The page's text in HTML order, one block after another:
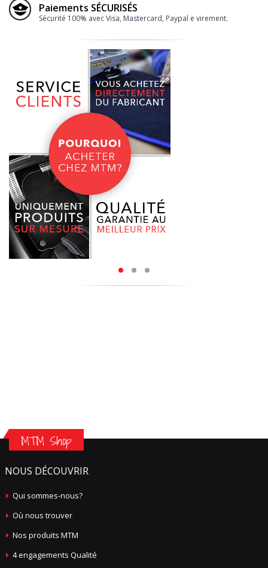
Paiements SÉCURISÉS
Sécurité 100% avec Visa, Mastercard, Paypal e virement.
MTM Shop
NOUS DÉCOUVRIR
Qui sommes-nous?
Où nous trouver
Nos produits MTM
4 engagements Qualité